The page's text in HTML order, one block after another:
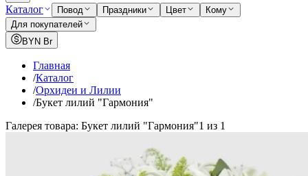
Каталог Повод Праздники Цвет
Кому
Для покупателей
BYN Br
Главная
/Каталог
/Орхидеи и Лилии
/Букет лилий "Гармония"
Галерея товара: Букет лилий "Гармония"1 из 1